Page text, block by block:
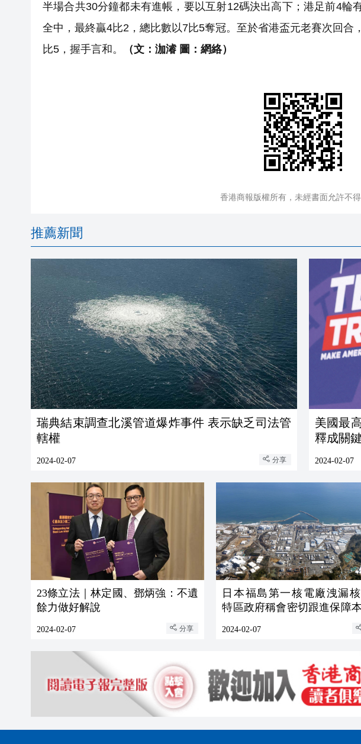
半場合共30分鐘都未有進帳，要以互射12碼決出高下；港足前4輪
全中，最終贏4比2，總比數以7比5奪冠。至於省港盃元老賽次回合
比5，握手言和。
（文：泇濬 圖：網絡）
香港商報版權所有，未經書面允許不得
推薦新聞
瑞典結束調查北溪管道爆炸事件 表示缺乏司法管
轄權
2024-02-07 分享
美國最
釋成關鍵
2024-02-07
23條立法｜林定國、鄧炳強：不遺
餘力做好解說
2024-02-07 分享
日本福島第一核電廠洩漏
特區政府稱會密切跟進保障
2024-02-07